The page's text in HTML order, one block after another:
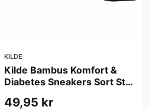
KILDE
Kilde Bambus Komfort &
Diabetes Sneakers Sort Str.
49,95 kr